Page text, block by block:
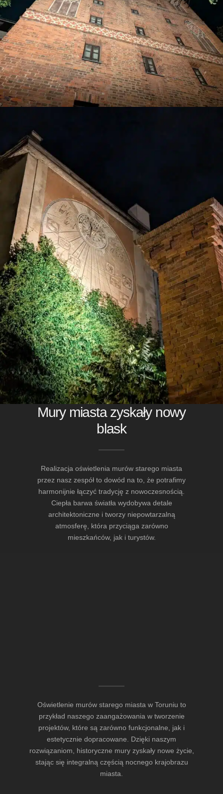
Mury miasta zyskały nowy
blask
Realizacja oświetlenia murów starego miasta
przez nasz zespół to dowód na to, że potrafimy
harmonijnie łączyć tradycję z nowoczesnością.
Ciepła barwa światła wydobywa detale
architektoniczne i tworzy niepowtarzalną
atmosferę, która przyciąga zarówno
mieszkańców, jak i turystów.
Oświetlenie murów starego miasta w Toruniu to
przykład naszego zaangażowania w tworzenie
projektów, które są zarówno funkcjonalne, jak i
estetycznie dopracowane. Dzięki naszym
rozwiązaniom, historyczne mury zyskały nowe życie,
stając się integralną częścią nocnego krajobrazu
miasta.